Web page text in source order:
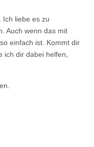
Ich liebe es zu
Auch wenn das mit
einfach ist. Kommt dir
ich dir dabei helfen,